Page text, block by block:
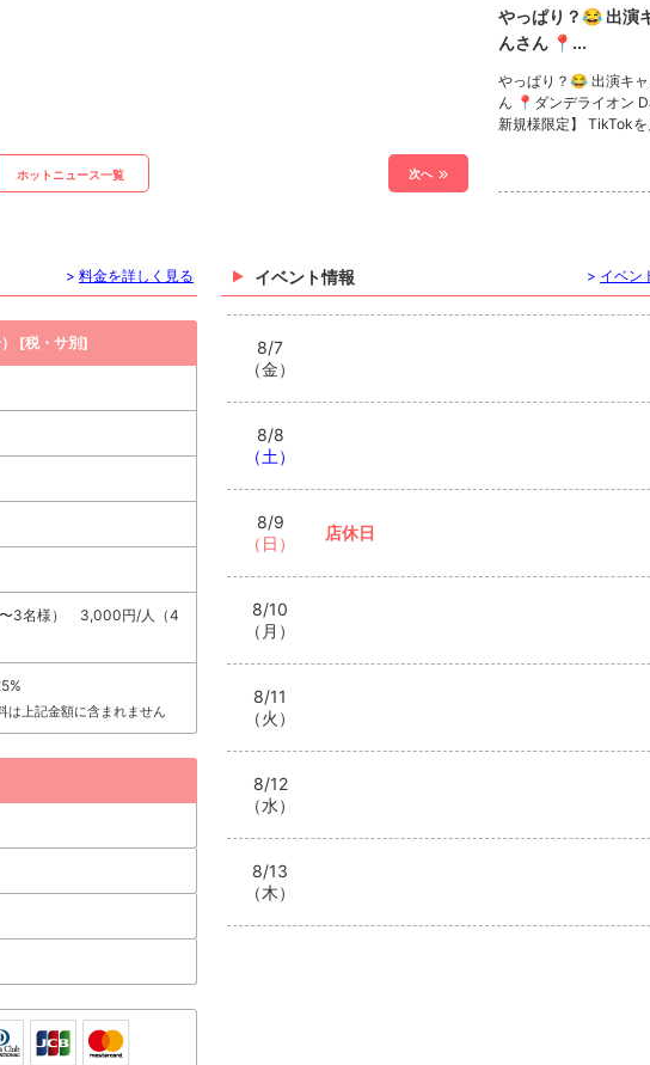
ホットニュース一覧 次へ
やっぱり？😂 出演
んさん 📍...
やっぱり？😂 出演キ
ん 📍ダンデライオン
新規様限定】 TikTok
なんと、1セット50分
リ！！ さらにボトル1
Tokのフォローといい
ます❤
イベント情報 > イベン
8/7
（金）
8/8
（土）
8/9
（日）
店休日
8/10
（月）
8/11
（火）
8/12
（水）
8/13
（木）
> 料金を詳しく見る
[税・サ別]
3名様） 3,000円/人（4
は上記金額に含まれません